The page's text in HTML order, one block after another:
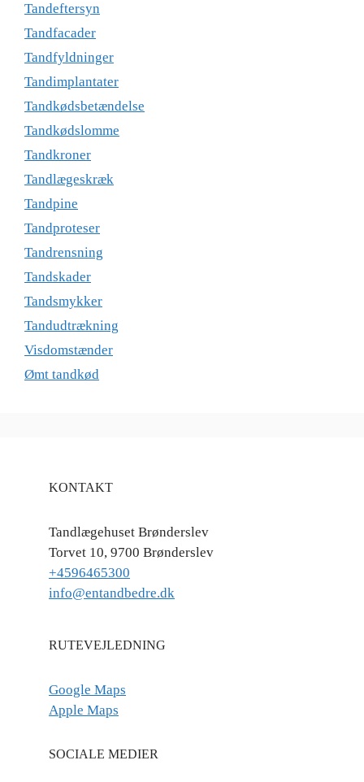
Tandeftersyn
Tandfacader
Tandfyldninger
Tandimplantater
Tandkødsbetændelse
Tandkødslomme
Tandkroner
Tandlægeskræk
Tandpine
Tandproteser
Tandrensning
Tandskader
Tandsmykker
Tandudtrækning
Visdomstænder
Ømt tandkød
KONTAKT
Tandlægehuset Brønderslev
Torvet 10, 9700 Brønderslev
+4596465300
info@entandbedre.dk
RUTEVEJLEDNING
Google Maps
Apple Maps
SOCIALE MEDIER